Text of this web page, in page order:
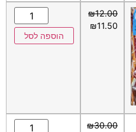
₪12.00
₪11.50
הוספה לסל
₪30.00